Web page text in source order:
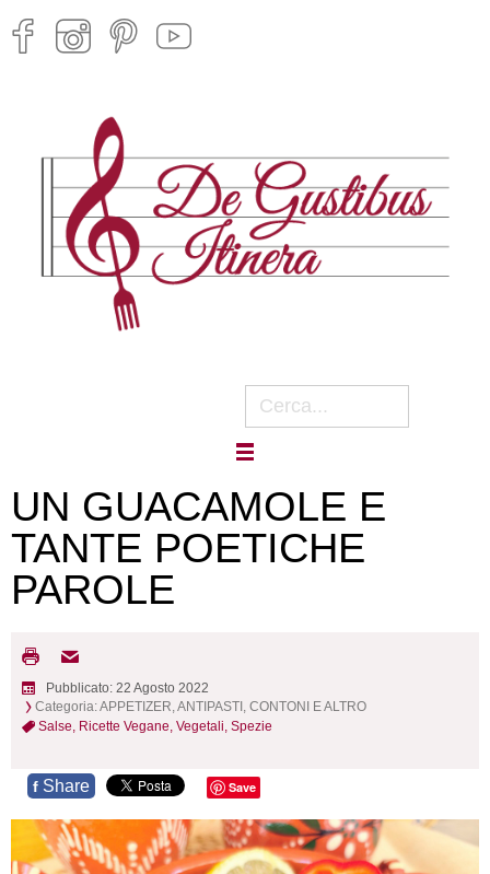
UN GUACAMOLE E
TANTE POETICHE
PAROLE
Pubblicato: 22 Agosto 2022
Categoria:APPETIZER, ANTIPASTI, CONTONI E ALTRO
Salse, Ricette Vegane, Vegetali, Spezie
f Share Save